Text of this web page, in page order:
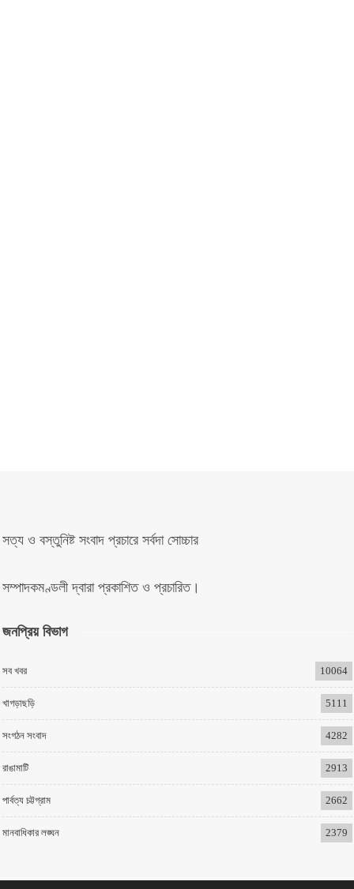
সত্য ও বস্তুনিষ্ট সংবাদ প্রচারে সর্বদা সোচ্চার
সম্পাদকমণ্ডলী দ্বারা প্রকাশিত ও প্রচারিত।
জনপ্রিয় বিভাগ
সব খবর 10064
খাগড়াছড়ি 5111
সংগঠন সংবাদ 4282
রাঙামাটি 2913
পার্বত্য চট্টগ্রাম 2662
মানবাধিকার লঙ্ঘন 2379